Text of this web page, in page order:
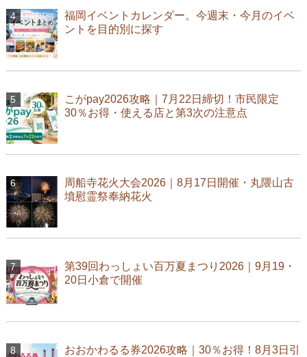
福岡イベントカレンダー。今週末・今月のイベ
ントを目的別に探す
こがpay2026攻略｜7月22日締切！市民限定
30％お得・使える店と第3次の注意点
周船寺花火大会2026｜8月17日開催・丸隈山古
墳慰霊祭奉納花火
第39回わっしょい百万夏まつり2026｜9月19・
20日小倉で開催
おおかわるる券2026攻略｜30％お得！8月3日引